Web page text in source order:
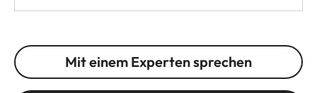
Mit einem Experten sprechen